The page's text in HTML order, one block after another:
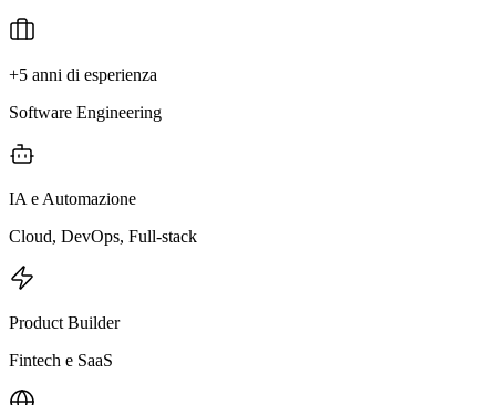
+5 anni di esperienza
Software Engineering
IA e Automazione
Cloud, DevOps, Full-stack
Product Builder
Fintech e SaaS